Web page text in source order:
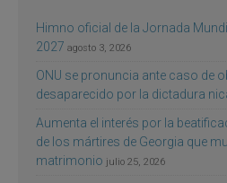
Himno oficial de la Jornada
2027 agosto 3, 2026
ONU se pronuncia ante caso de
desaparecido por la dictadura
Aumenta el interés por la
de los mártires de Georgia que
matrimonio julio 25, 2026